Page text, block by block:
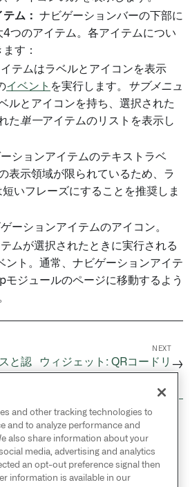
ム：
ナビゲーションバーの下部に
つのアイテム。各アイテムについ
す：
テムはラベルとアイコンを表示
イベント を実行します。
サブメニュ
ルとアイコンを持ち、選択された
た単一アイテムのリストを表示し
ションアイテムのテキストラベ
表示領域が限られているため、ラ
いフレーズにすることを推奨しま
ーションアイテムのアイコン。
ムが選択されたときに実行される
ント。通常、ナビゲーションアイテ
モジュールのページに移動するよう
と認
NEXT
ウィジェット: QRコードリ →
Inc. All rights
↗
and other tracking technologies to
and to analyze performance and
also share information about your
media, advertising and analytics
an opt-out preference signal then
information is available in our